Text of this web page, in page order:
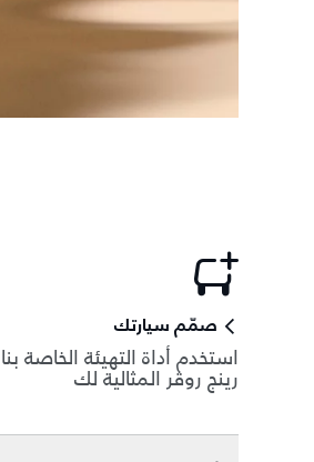
صمّم سيارتك
استخدم أداة التهيئة الخاصة
رينج روڤر المثالية لك